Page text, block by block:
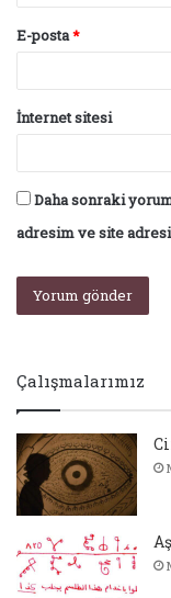
E-posta*
İnternet sitesi
Daha sonraki
adresim ve site
Çalışmalarımız